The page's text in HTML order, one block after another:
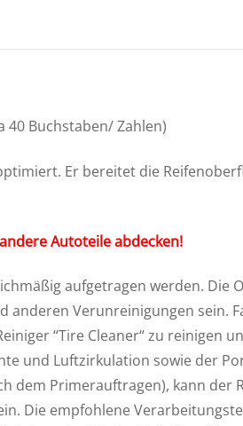
Buchstaben/ Zahlen)
Er bereitet die
Autoteile abdecken!
aufgetragen werden. Die
anderen Verunreinigungen sein.
“Tire Cleaner“ zu reinigen
und Luftzirkulation sowie der
dem Primerauftragen), kann der
Die empfohlene